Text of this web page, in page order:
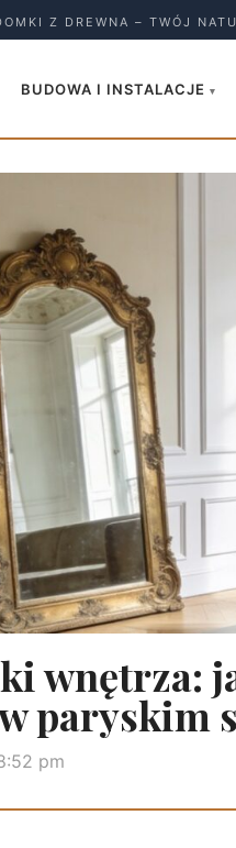
Z DREWNA – TWÓJ
BUDOWA I INSTALACJE ▾
wnętrza:
paryskim
pm